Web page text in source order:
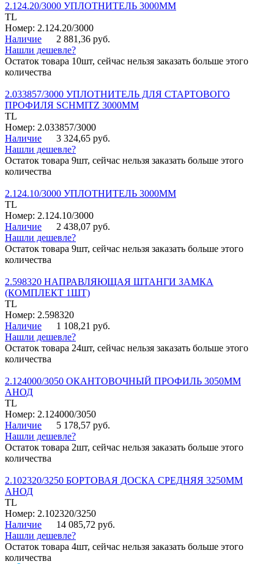
2.124.20/3000 УПЛОТНИТЕЛЬ 3000ММ
TL
Номер: 2.124.20/3000
Наличие
2 881,36 руб.
Нашли дешевле?
Остаток товара 10шт, сейчас нельзя заказать больше этого
количества
2.033857/3000 УПЛОТНИТЕЛЬ ДЛЯ СТАРТОВОГО
ПРОФИЛЯ SCHMITZ 3000ММ
TL
Номер: 2.033857/3000
Наличие
3 324,65 руб.
Нашли дешевле?
Остаток товара 9шт, сейчас нельзя заказать больше этого
количества
2.124.10/3000 УПЛОТНИТЕЛЬ 3000ММ
TL
Номер: 2.124.10/3000
Наличие
2 438,07 руб.
Нашли дешевле?
Остаток товара 9шт, сейчас нельзя заказать больше этого
количества
2.598320 НАПРАВЛЯЮЩАЯ ШТАНГИ ЗАМКА
(КОМПЛЕКТ 1ШТ)
TL
Номер: 2.598320
Наличие
1 108,21 руб.
Нашли дешевле?
Остаток товара 24шт, сейчас нельзя заказать больше этого
количества
2.124000/3050 ОКАНТОВОЧНЫЙ ПРОФИЛЬ 3050ММ
АНОД
TL
Номер: 2.124000/3050
Наличие
5 178,57 руб.
Нашли дешевле?
Остаток товара 2шт, сейчас нельзя заказать больше этого
количества
2.102320/3250 БОРТОВАЯ ДОСКА СРЕДНЯЯ 3250ММ
АНОД
TL
Номер: 2.102320/3250
Наличие
14 085,72 руб.
Нашли дешевле?
Остаток товара 4шт, сейчас нельзя заказать больше этого
количества